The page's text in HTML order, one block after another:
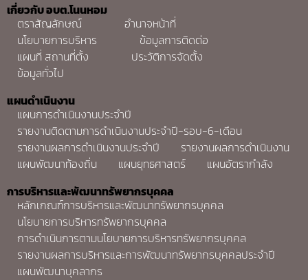
เกี่ยวกับ อบต.โนนหอม
ตราสัญลักษณ์
อำนาจหน้าที่
นโยบายการบริหาร
ข้อมูลการติดต่อ
แผนที่ สถานที่ตั้ง
ประวัติการจัดตั้ง
ข้อมูลทั่วไป
แผนดำเนินงาน
แผนการดำเนินงานประจำปี
รายงานติดตามการดำเนินงานประจำปี-รอบ-6-เดือน
รายงานผลการดำเนินงานประจำปี
รายงานผลการดำเนินงาน
แผนพัฒนาท้องถิ่น
แผนยุทธศาสตร์
แผนอัตรากำลัง
การบริหารและพัฒนาทรัพยากรบุคคล
หลักเกณฑ์การบริหารและพัฒนาทรัพยากรบุคคล
นโยบายการบริหารทรัพยากรบุคคล
การดำเนินการตามนโยบายการบริหารทรัพยากรบุคคล
รายงานผลการบริหารและการพัฒนาทรัพยากรบุคคลประจำปี
แผนพัฒนาบุคลากร